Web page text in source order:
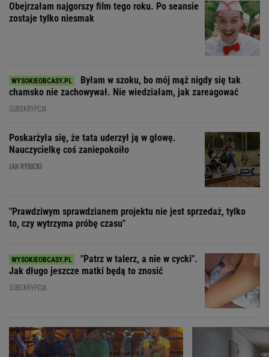
Obejrzałam najgorszy film tego roku. Po seansie
zostaje tylko niesmak
Byłam w szoku, bo mój mąż nigdy się tak
chamsko nie zachowywał. Nie wiedziałam, jak zareagować
SUBSKRYPCJA
Poskarżyła się, że tata uderzył ją w głowę.
Nauczycielkę coś zaniepokoiło
JAN RYBICKI
"Prawdziwym sprawdzianem projektu nie jest sprzedaż, tylko
to, czy wytrzyma próbę czasu"
"Patrz w talerz, a nie w cycki".
Jak długo jeszcze matki będą to znosić
SUBSKRYPCJA